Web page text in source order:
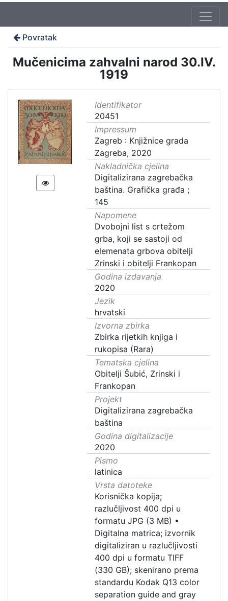
Povratak
Mučenicima zahvalni narod 30.IV.
1919
Identifikator
20451
Impressum
Zagreb : Knjižnice grada
Zagreba, 2020
Nakladnička cjelina
Digitalizirana zagrebačka
baština. Grafička građa ;
145
Napomene
Dvobojni list s crtežom
grba, koji se sastoji od
elemenata grbova obitelji
Zrinski i obitelji Frankopan
Godina izdavanja
2020
Jezik
hrvatski
Izvorna zbirka
Zbirka rijetkih knjiga i
rukopisa (Rara)
Tematska cjelina
Obitelji Šubić, Zrinski i
Frankopan
Projekt
Digitalizirana zagrebačka
baština
Godina digitalizacije
2020
Pismo
latinica
Vrsta datoteke
Korisnička kopija;
razlučljivost 400 dpi u
formatu JPG (3 MB) •
Digitalna matrica; izvornik
digitaliziran u razlučljivosti
400 dpi u formatu TIFF
(330 GB); skenirano prema
standardu Kodak Q13 color
separation guide and gray